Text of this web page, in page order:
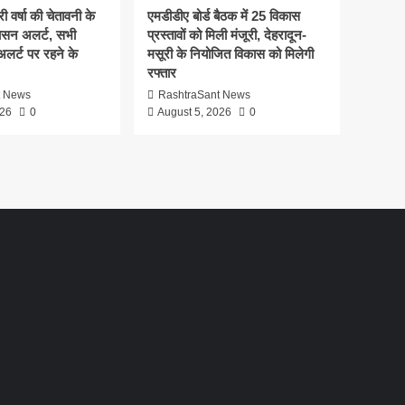
वर्षा की चेतावनी के
अलर्ट, सभी
अलर्ट पर रहने के
News
0
एमडीडीए बोर्ड बैठक में 25 विकास
प्रस्तावों को मिली मंजूरी, देहरादून-
मसूरी के नियोजित विकास को मिलेगी
रफ्तार
RashtraSant News
August 5, 2026
0